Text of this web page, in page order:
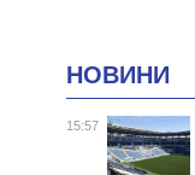
НОВИНИ
15:57